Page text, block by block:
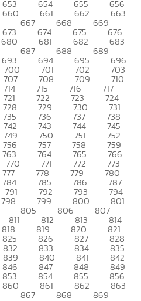
653 654 655 656
660 661 662 663
667 668 669
673 674 675 676
680 681 682 683
687 688 689
693 694 695 696
700 701 702 703
707 708 709 710
714 715 716 717
721 722 723 724
728 729 730 731
735 736 737 738
742 743 744 745
749 750 751 752
756 757 758 759
763 764 765 766
770 771 772 773
777 778 779 780
784 785 786 787
791 792 793 794
798 799 800 801
805 806 807
811 812 813 814
818 819 820 821
825 826 827 828
832 833 834 835
839 840 841 842
846 847 848 849
853 854 855 856
860 861 862 863
867 868 869